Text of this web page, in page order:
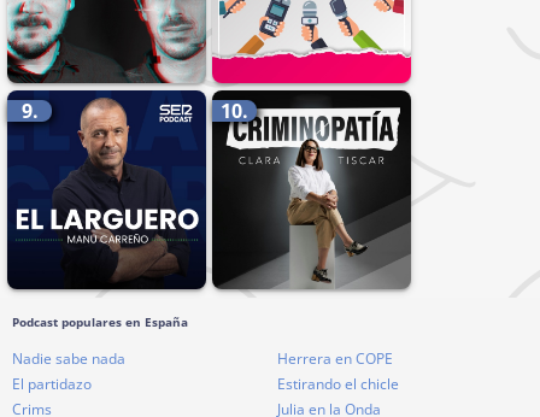
9. 10.
Podcast populares en España
Nadie sabe nada
El partidazo
Crims
Herrera en COPE
Estirando el chicle
Julia en la Onda